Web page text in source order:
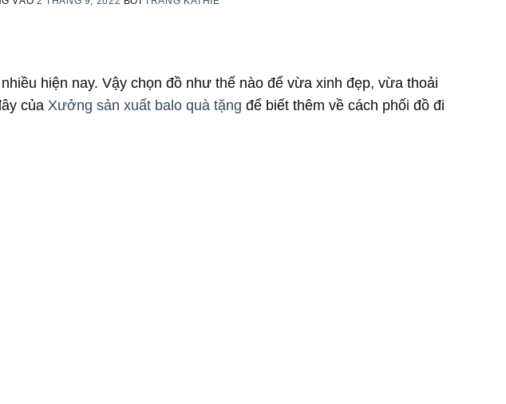
hiện nay. Vậy chọn đồ như thế nào để vừa xinh đẹp, vừa thoải
của Xưởng sản xuất balo quà tặng để biết thêm về cách phối đồ đi